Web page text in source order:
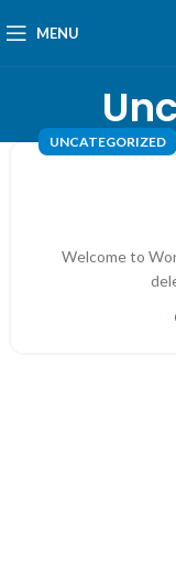
MENU
UNCATEGORIZED
Welcome to